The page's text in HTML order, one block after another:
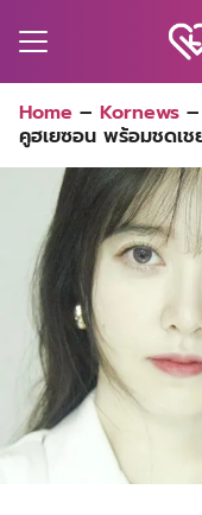
for:
Home – Kornews –
คูฮเยซอน พร้อมชดเช